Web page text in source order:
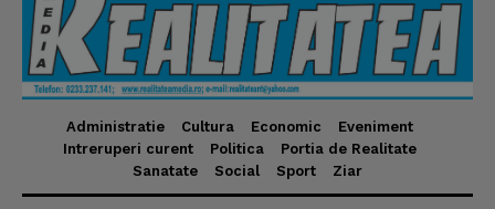
Administratie Cultura Economic
Eveniment
Intreruperi curent
Politica
Portia de Realitate
Sanatate
Social Sport Ziar